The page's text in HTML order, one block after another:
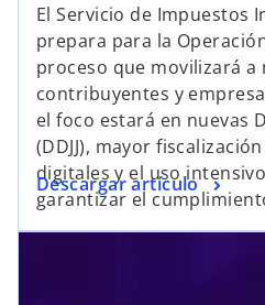
El Servicio de Impuestos
prepara para la
proceso que movilizará a
contribuyentes y
el foco estará en nuevas
(DDJJ), mayor
digitales y el uso
garantizar el
Descargar artículo